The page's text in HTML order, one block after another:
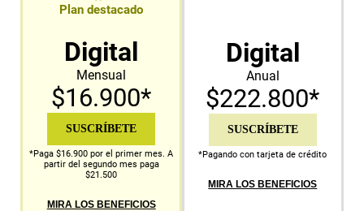
Plan destacado
Digital
Mensual
$16.900*
SUSCRÍBETE
*Paga $16.900 por el primer mes. A
partir del segundo mes paga
$21.500
MIRA LOS BENEFICIOS
Digital
Anual
$222.800*
SUSCRÍBETE
*Pagando con tarjeta de crédito
MIRA LOS BENEFICIOS